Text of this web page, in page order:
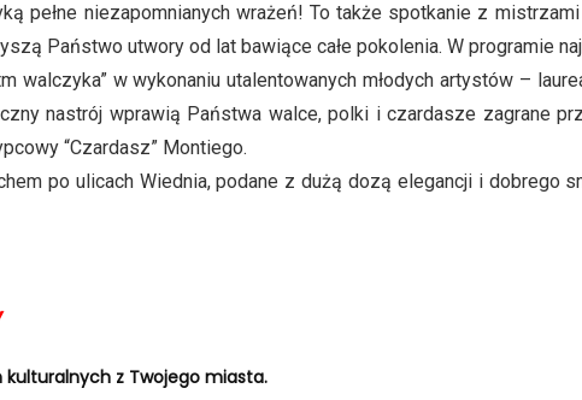
pełne niezapomnianych wrażeń! To także spotkanie z
Państwo utwory od lat bawiące całe pokolenia. W programie
walczyka” w wykonaniu utalentowanych młodych artystów –
nastrój wprawią Państwa walce, polki i czardasze zagrane
“Czardasz” Montiego.
po ulicach Wiednia, podane z dużą dozą elegancji i dobrego
z Twojego miasta.